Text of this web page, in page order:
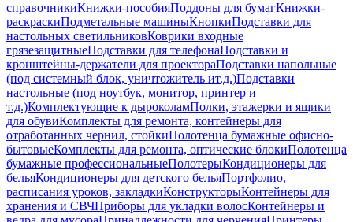
справочникиКнижки-пособияПоддоны для бумагКнижки-
раскраскиПодметальные машиныКнопкиПодставки для
настольных светильниковКоврики входные
грязезащитныеПодставки для телефонаПодставки и
кронштейны-держатели для проектораПодставки напольные
(под системный блок, уничтожитель ит.д.)Подставки
настольные (под ноутбук, монитор, принтер и
т.д.)Комплектующие к дыроколамПолки, этажерки и ящики
для обувиКомплекты для ремонта, контейнеры для
отработанных чернил, стойкиПолотенца бумажные офисно-
бытовыеКомплекты для ремонта, оптические блокиПолотенца
бумажные профессиональныеПолотерыКондиционеры для
бельяКондиционеры для детского бельяПортфолио,
расписания уроков, закладкиКонструкторыКонтейнеры для
хранения и СВЧПриборы для укладки волосКонтейнеры и